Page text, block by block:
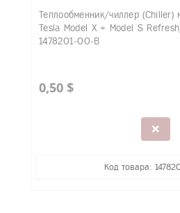
Теплообменник/чиллер (Chiller)
Tesla Model X + Model S
1478201-00-B
0,50 $
Код товара: